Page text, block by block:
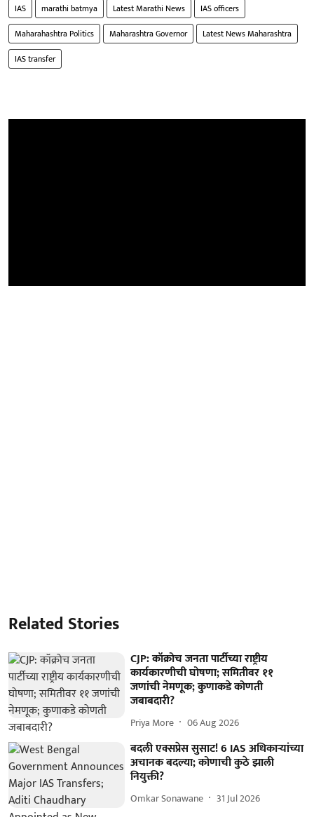
IAS marathi batmya Latest Marathi News
IAS officers
Maharahashtra Politics
Maharashtra Governor
Latest News Maharashtra
IAS transfer
Related Stories
CJP: कॉक्रोच जनता पार्टीच्या राष्ट्रीय
कार्यकारणीची घोषणा; समितीवर ११
जणांची नेमणूक; कुणाकडे कोणती
जबाबदारी?
Priya More 06 Aug 2026
बदली एक्सप्रेस सुसाट! 6 IAS अधिकाऱ्यांच्या
अचानक बदल्या; कोणाची कुठे झाली
नियुक्ती?
Omkar Sonawane 31 Jul 2026